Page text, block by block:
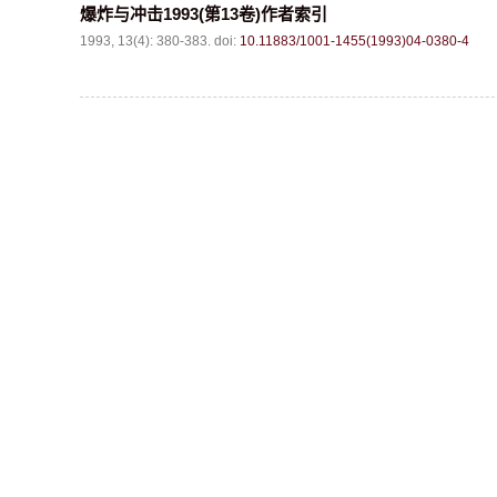
爆炸与冲击1993(第13卷)作者索引
1993, 13(4): 380-383. doi: 10.11883/1001-1455(1993)04-0380-4